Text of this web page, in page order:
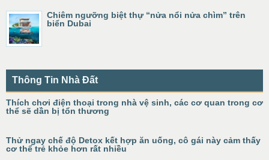
Chiêm ngưỡng biệt thự “nửa nổi nửa chìm” trên
biển Dubai
Thông Tin Nhà Đất
Thích chơi điện thoại trong nhà vệ sinh, các cơ quan trong cơ
thể sẽ dần bị tổn thương
Thử ngay chế độ Detox kết hợp ăn uống, cô gái này cảm thấy
cơ thể trẻ khỏe hơn rất nhiều